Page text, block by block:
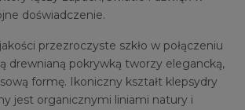
doświadczenie.
przezroczyste szkło w połączeniu
drewnianą pokrywką tworzy elegancką,
formę. Ikoniczny kształt klepsydry
jest organicznymi liniami natury i